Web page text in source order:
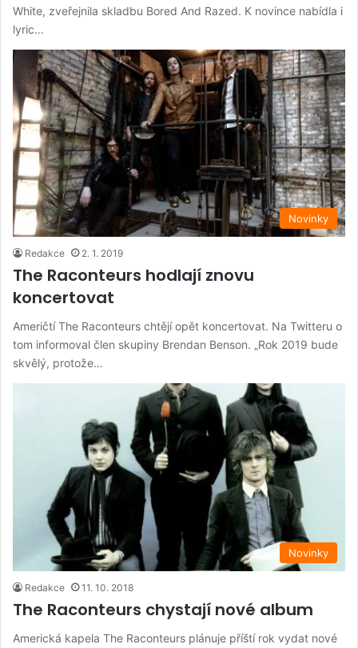
White, zveřejnila skladbu Bored And Razed. K novince nabídla i
lyric…
Novinky
Redakce 2. 1. 2019
The Raconteurs hodlají znovu
koncertovat
Američtí The Raconteurs chtějí opět koncertovat. Na Twitteru o
tom informoval člen skupiny Brendan Benson. „Rok 2019 bude
skvělý, protože…
Novinky
Redakce 11. 10. 2018
The Raconteurs chystají nové album
Americká kapela The Raconteurs plánuje příští rok vydat nové